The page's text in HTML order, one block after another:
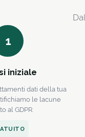
1
iniziale
dati della tua
le lacune
al GDPR.